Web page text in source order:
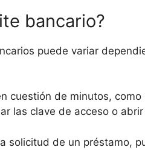
bancario?
puede variar
cuestión de minutos,
las clave de acceso o
solicitud de un préstamo,